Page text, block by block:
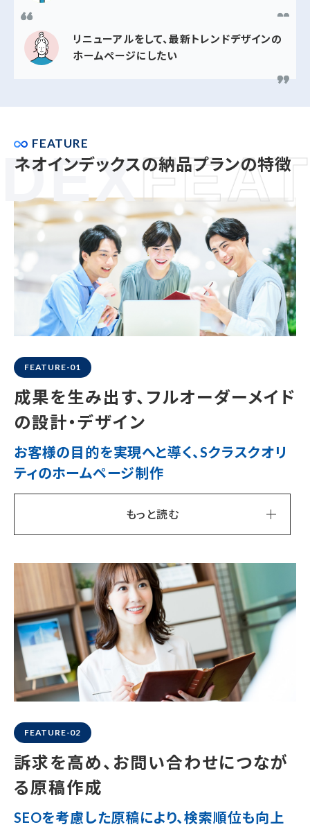
リニューアルをして、最新トレンドデザインの
ホームページにしたい
FEATURE
ネオインデックスの納品プランの特徴
FEATURE-01
成果を生み出す、 フルオーダーメイド
の設計・デザイン
お客様の目的を実現へと導く、Sクラスクオリ
ティのホームページ制作
もっと読む
FEATURE-02
訴求を高め、 お問い合わせにつなが
る原稿作成
SEOを考慮した原稿により、検索順位も向上